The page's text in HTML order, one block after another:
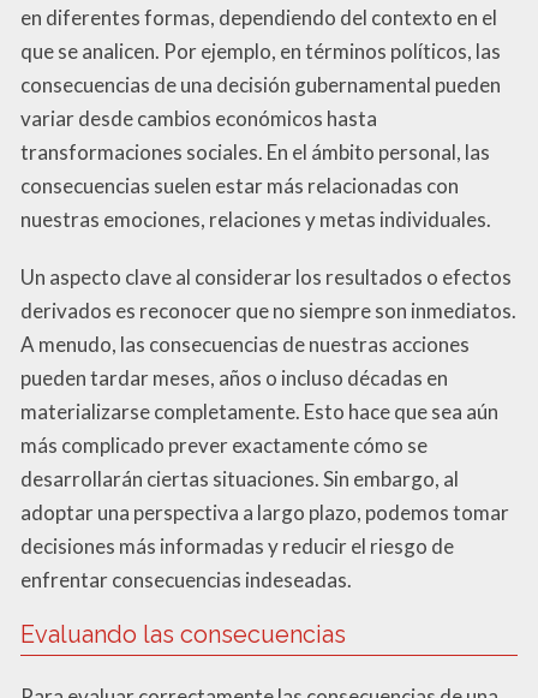
en diferentes formas, dependiendo del contexto en el
que se analicen. Por ejemplo, en términos políticos, las
consecuencias de una decisión gubernamental pueden
variar desde cambios económicos hasta
transformaciones sociales. En el ámbito personal, las
consecuencias suelen estar más relacionadas con
nuestras emociones, relaciones y metas individuales.
Un aspecto clave al considerar los resultados o efectos
derivados es reconocer que no siempre son inmediatos.
A menudo, las consecuencias de nuestras acciones
pueden tardar meses, años o incluso décadas en
materializarse completamente. Esto hace que sea aún
más complicado prever exactamente cómo se
desarrollarán ciertas situaciones. Sin embargo, al
adoptar una perspectiva a largo plazo, podemos tomar
decisiones más informadas y reducir el riesgo de
enfrentar consecuencias indeseadas.
Evaluando las consecuencias